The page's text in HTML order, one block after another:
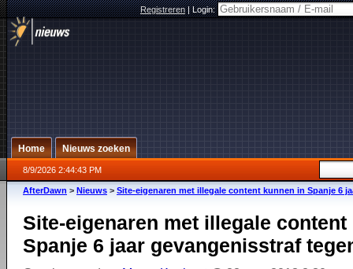
Registreren|Login:
Home Nieuws zoeken
8/9/2026 2:44:43 PM
AfterDawn > Nieuws > Site-eigenaren met illegale content kunnen in Spanje 6
Site-eigenaren met illegale
Spanje 6 jaar gevangenisstraf